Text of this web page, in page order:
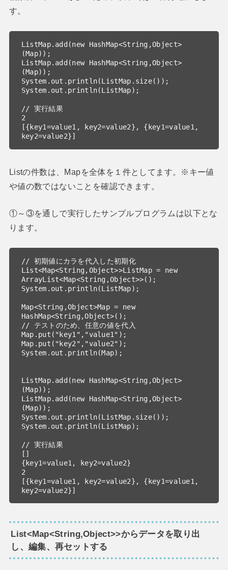
す。
ListMap.add(new HashMap<String,Object>
(Map));
ListMap.add(new HashMap<String,Object>
(Map));
System.out.println(ListMap.size());
System.out.println(ListMap);
// 実行結果
2
[{key1=value1, key2=value2}, {key1=value1,
key2=value2}]
Listの件数は、Mapを全体を１件としてます。※キー値
や値の数ではないことを確認できます。
①～③を通しで実行したサンプルプログラムは以下とな
ります。
// 初期値にカラを代入した初期化
List<Map<String,Object>>ListMap = new
ArrayList<Map<String,Object>>();
System.out.println(ListMap);
Map<String,Object>Map = new
HashMap<String,Object>();
// テストのため、任意の値を代入
Map.put("key1","value1");
Map.put("key2","value2");
System.out.println(Map);
ListMap.add(new HashMap<String,Object>
(Map));
ListMap.add(new HashMap<String,Object>
(Map));
System.out.println(ListMap.size());
System.out.println(ListMap);
// 実行結果
[]
{key1=value1, key2=value2}
2
[{key1=value1, key2=value2}, {key1=value1,
key2=value2}]
List<Map<String,Object>>からデータを取り出
し、編集、再セットする